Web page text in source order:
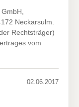
Neckarsulm.
Rechtsträger)
vom
02.06.2017